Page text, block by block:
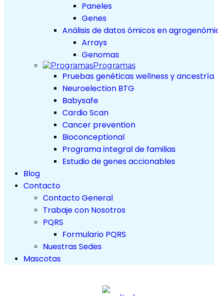
Paneles
Genes
Análisis de datos ómicos en
Arrays
Genomas
Programas
Pruebas genéticas wellness y ancestría
Neuroelection BTG
Babysafe
Cardio Scan
Cancer prevention
Bioconceptional
Programa integral de familias
Estudio de genes accionables
Blog
Contacto
Contacto General
Trabaje con Nosotros
PQRS
Formulario PQRS
Nuestras Sedes
Mascotas